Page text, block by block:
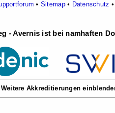
• Sitemap• Datenschutz
- Avernis ist bei namhaften
Weitere Akkreditierungen